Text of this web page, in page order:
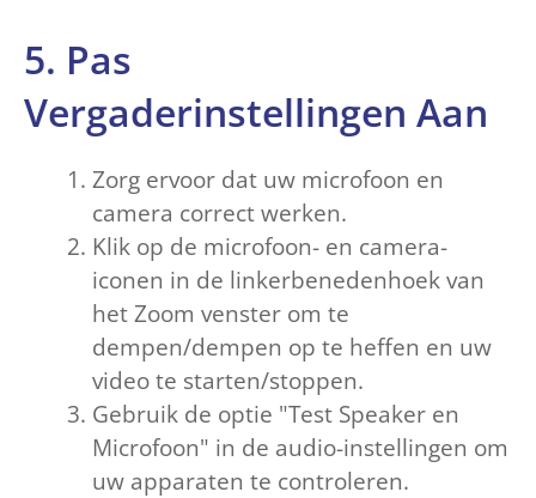
5. Pas
Vergaderinstellingen Aan
Zorg ervoor dat uw microfoon en
camera correct werken.
Klik op de microfoon- en camera-
iconen in de linkerbenedenhoek van
het Zoom venster om te
dempen/dempen op te heffen en uw
video te starten/stoppen.
Gebruik de optie "Test Speaker en
Microfoon" in de audio-instellingen om
uw apparaten te controleren.